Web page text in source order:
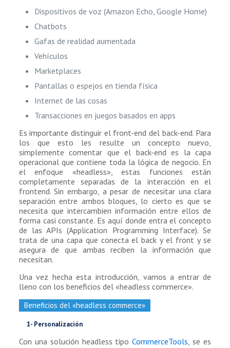
Dispositivos de voz (Amazon Echo, Google Home)
Chatbots
Gafas de realidad aumentada
Vehículos
Marketplaces
Pantallas o espejos en tienda física
Internet de las cosas
Transacciones en juegos basados en apps
Es importante distinguir el front-end del back-end. Para
los que esto les resulte un concepto nuevo,
simplemente comentar que el back-end es la capa
operacional que contiene toda la lógica de negocio. En
el enfoque «headless», estas funciones están
completamente separadas de la interacción en el
frontend. Sin embargo, a pesar de necesitar una clara
separación entre ambos bloques, lo cierto es que se
necesita que intercambien información entre ellos de
forma casi constante. Es aquí donde entra el concepto
de las APIs (Application Programming Interface). Se
trata de una capa que conecta el back y el front y se
asegura de que ambas reciben la información que
necesitan.
Una vez hecha esta introducción, vamos a entrar de
lleno con los beneficios del «headless commerce».
Beneficios del «headless commerce»
1- Personalización
Con una solución headless tipoCommerceTools , se es